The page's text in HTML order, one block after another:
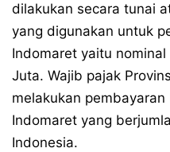
dilakukan secara tunai
yang digunakan untuk
Indomaret yaitu
Juta. Wajib pajak
melakukan pembayaran
Indomaret yang
Indonesia.